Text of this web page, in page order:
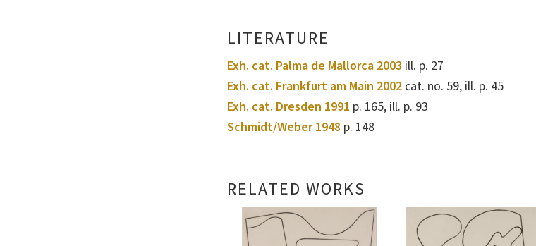
LITERATURE
Exh. cat. Palma de Mallorca 2003 ill. p. 27
Exh. cat. Frankfurt am Main 2002 cat. no. 59, ill. p. 45
Exh. cat. Dresden 1991 p. 165, ill. p. 93
Schmidt/Weber 1948 p. 148
RELATED WORKS